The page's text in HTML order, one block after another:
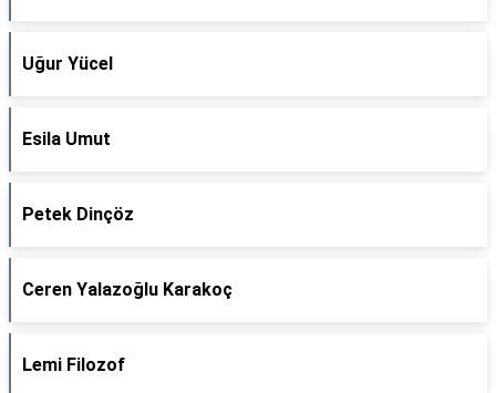
Uğur Yücel
Esila Umut
Petek Dinçöz
Ceren Yalazoğlu Karakoç
Lemi Filozof